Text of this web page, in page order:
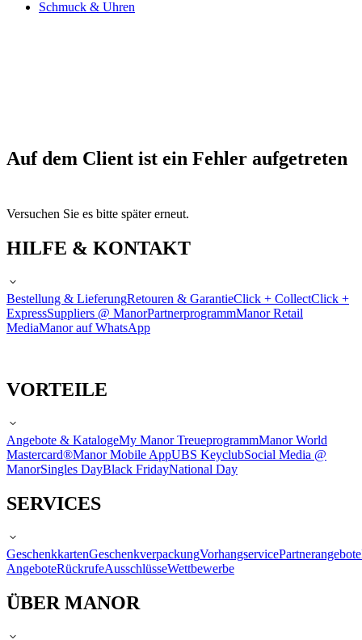
Schmuck & Uhren
Auf dem Client ist ein Fehler aufgetreten
Versuchen Sie es bitte später erneut.
HILFE & KONTAKT
Bestellung & LieferungRetouren & GarantieClick + CollectClick +
ExpressSuppliers @ ManorPartnerprogrammManor Retail
MediaManor auf WhatsApp
VORTEILE
Angebote & KatalogeMy Manor TreueprogrammManor World
Mastercard®Manor Mobile AppUBS KeyclubSocial Media @
ManorSingles DayBlack FridayNational Day
SERVICES
GeschenkkartenGeschenkverpackungVorhangservicePartnerangebote
AngeboteRückrufeAusschlüsseWettbewerbe
ÜBER MANOR